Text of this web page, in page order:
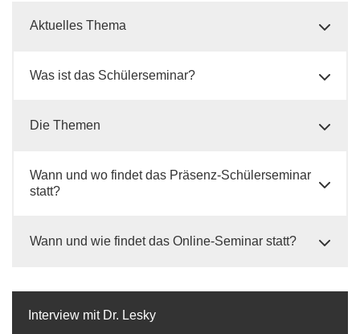
Aktuelles Thema
Was ist das Schülerseminar?
Die Themen
Wann und wo findet das Präsenz-Schülerseminar
statt?
Wann und wie findet das Online-Seminar statt?
Interview mit Dr. Lesky